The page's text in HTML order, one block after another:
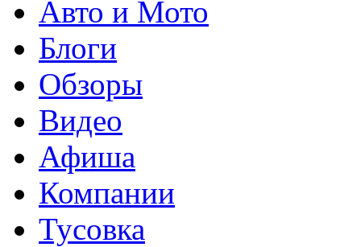
Авто и Мото
Блоги
Обзоры
Видео
Афиша
Компании
Тусовка